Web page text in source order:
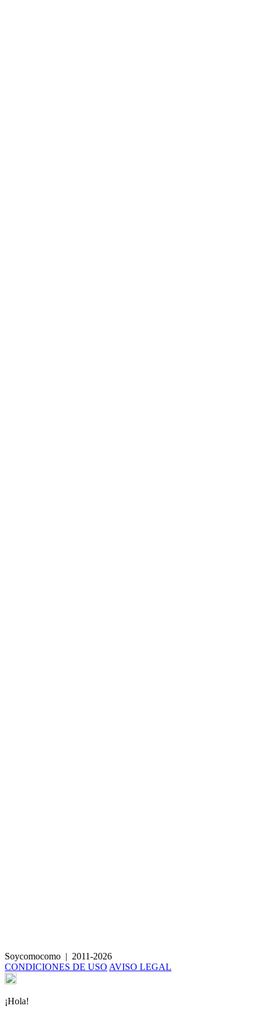
Soycomocomo | 2011-2026
CONDICIONES DE USO AVISO LEGAL
¡Hola!